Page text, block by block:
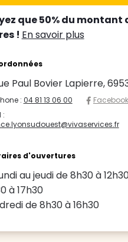
que 50% du montant
! En savoir plus
Paul Bovier Lapierre,
: 04 81 13 06 00
Facebook
:
d'ouvertures
au jeudi de 8h30 à
à 17h30
de 8h30 à 16h30